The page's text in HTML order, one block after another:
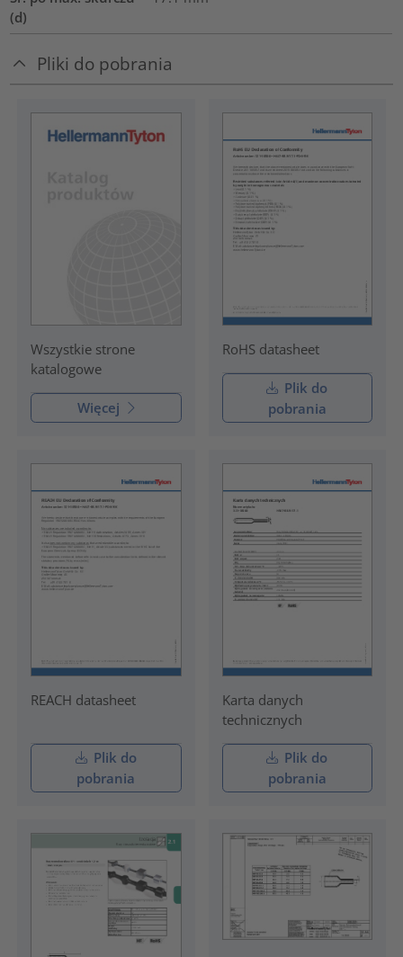
(d)
Pliki do pobrania
Wszystkie strone
katalogowe
Więcej
RoHS datasheet
Plik do
pobrania
REACH datasheet
Plik do
pobrania
Karta danych
technicznych
Plik do
pobrania